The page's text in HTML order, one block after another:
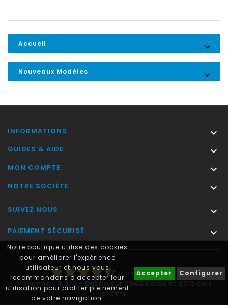
Notre boutique utilise des cookies
pour améliorer l'expérience
utilisateur et nous vous
recommandons d'accepter leur
utilisation pour profiter pleinement
de votre navigation.
Accepter Configurer
Accueil 
Nouveaux Modèles 
INFORMATIONS 
GUIDES & AIDE 
MON COMPTE 
NOTRE SOCIÉTÉ 
SUIVEZ NOUS 
PAIEMENT SÉCURISÉ 
starstarstarstarstar_half blasonimmat® -
Moyenne :4.9/5- Basée sur 2842notes et2519avis
clients